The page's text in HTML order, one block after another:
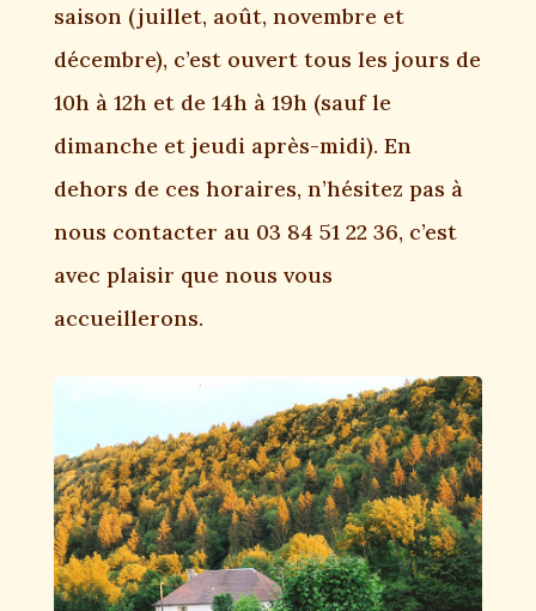
saison (juillet, août, novembre et
décembre), c’est ouvert tous les jours de
10h à 12h et de 14h à 19h (sauf le
dimanche et jeudi après-midi). En
dehors de ces horaires, n’hésitez pas à
nous contacter au 03 84 51 22 36, c’est
avec plaisir que nous vous
accueillerons.